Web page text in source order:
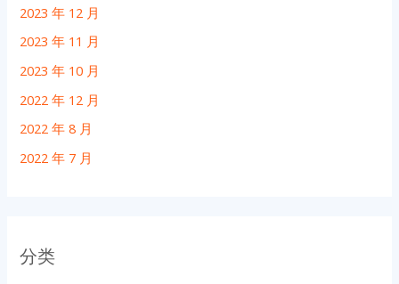
2023 年 12 月
2023 年 11 月
2023 年 10 月
2022 年 12 月
2022 年 8 月
2022 年 7 月
分类